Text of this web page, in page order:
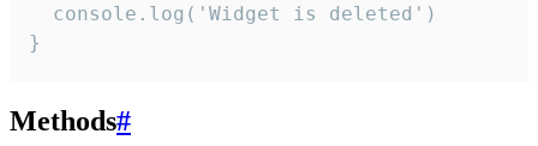
  console.log('Widget is deleted')
}
Methods#